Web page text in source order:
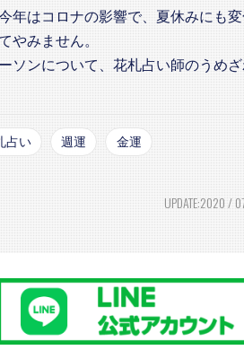
年はコロナの影響で、夏休みにも
やみません。
ソンについて、花札占い師のうめざ
占い 週運 金運
UPDATE:2020 /